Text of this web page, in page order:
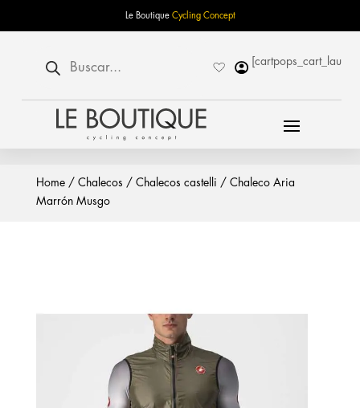
Le Boutique Cycling Concept
productos
Home/ Chalecos / Chalecos castelli / Chaleco Aria
Marrón Musgo